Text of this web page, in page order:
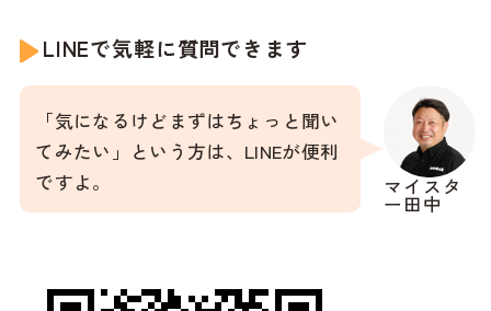
LINEで気軽に質問できます
マイスタ
ー田中
「気になるけどまずはちょっと聞い
てみたい」という方は、LINEが便利
ですよ。